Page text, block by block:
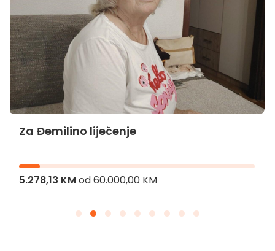
Za Đemilino liječenje
5.278,13 KMod60.000,00 KM